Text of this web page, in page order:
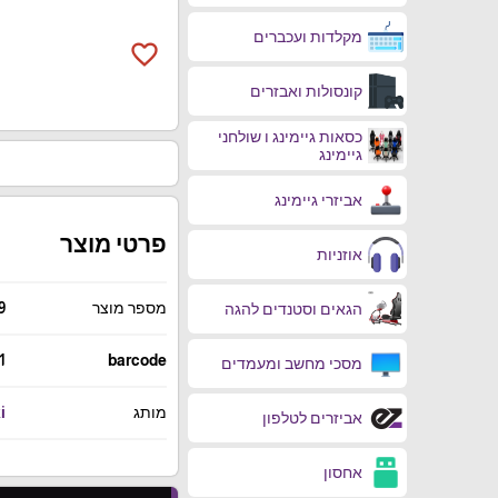
מקלדות ועכברים
קונסולות ואבזרים
כסאות גיימינג ו שולחני
גיימינג
אביזרי גיימינג
אוזניות
הגאים וסטנדים להגה
מסכי מחשב ומעמדים
אביזרים לטלפון
אחסון
favorite_border
פרטי מוצר
מספר מוצר
barcode
מותג